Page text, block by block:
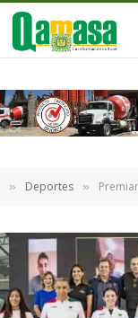
» Deportes » Premian a atletas